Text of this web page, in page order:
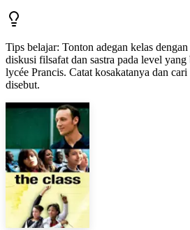
Tips belajar: Tonton adegan kelas
diskusi filsafat dan sastra pada level
lycée Prancis. Catat kosakatanya dan
disebut.